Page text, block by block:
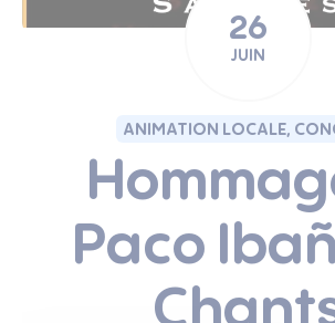
26
JUIN
ANIMATION LOCALE,
Paco